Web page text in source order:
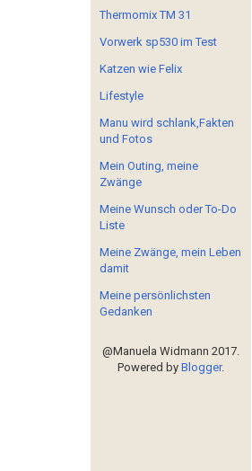
Thermomix TM 31
Vorwerk sp530 im Test
Katzen wie Felix
Lifestyle
Manu wird schlank,Fakten
und Fotos
Mein Outing, meine
Zwänge
Meine Wunsch oder To-Do
Liste
Meine Zwänge, mein Leben
damit
Meine persönlichsten
Gedanken
@Manuela Widmann 2017.
Powered by Blogger.